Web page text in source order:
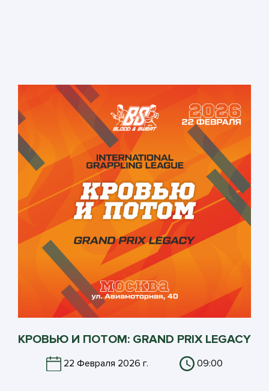
КРОВЬЮ И ПОТОМ: GRAND PRIX LEGACY
22 Февраля 2026 г. 09:00